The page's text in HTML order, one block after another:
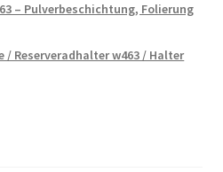
– Pulverbeschichtung, Folierung
/ Reserveradhalter w463 / Halter